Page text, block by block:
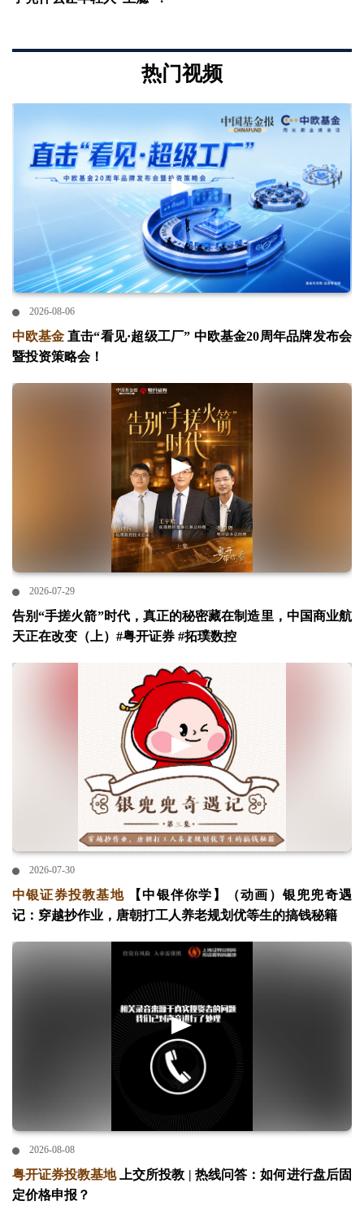
热门视频
2026-08-06
中欧基金 直击“看见·超级工厂” 中欧基金20周年品牌发布会
暨投资策略会！
2026-07-29
告别“手搓火箭”时代，真正的秘密藏在制造里，中国商业航
天正在改变（上）#粤开证券 #拓璞数控
2026-07-30
中银证券投教基地
【中银伴你学】（动画）银兜兜奇遇
记：穿越抄作业，唐朝打工人养老规划优等生的搞钱秘籍
2026-08-08
粤开证券投教基地上交所投教 | 热线问答：如何进行盘后固
定价格申报？